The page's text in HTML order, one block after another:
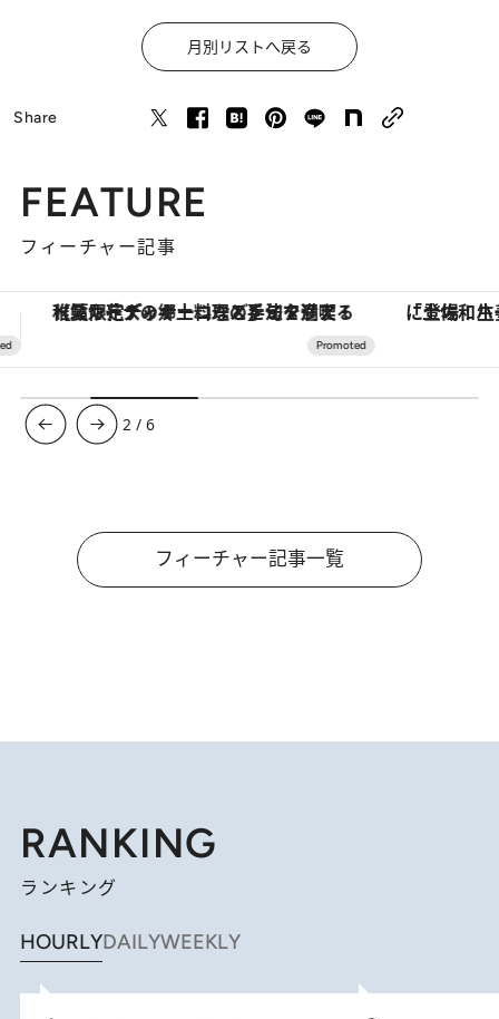
月別リストへ戻る
Share
FEATURE
フィーチャー記事
「土佐和ハーブかき氷」がOMO7高知に登場！生姜、山椒、大葉など目にも舌にも涼を呼ぶ郷土の味
3 /6
フィーチャー記事一覧
RANKING
ランキング
HOURLYDAILYWEEKLY